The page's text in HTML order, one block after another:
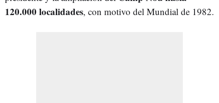
120.000 localidades, con motivo del Mundial de 1982.